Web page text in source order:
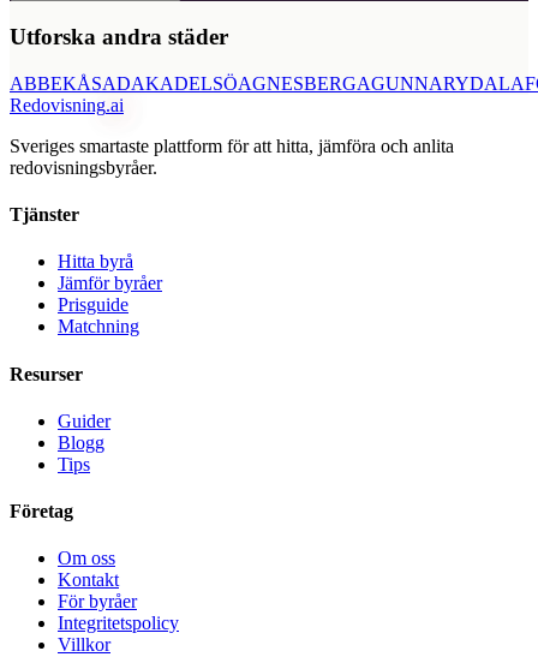
Utforska andra städer
ABBEKÅSADAKADELSÖAGNESBERGAGUNNARYD
Redovisning.ai
Sveriges smartaste plattform för att hitta, jämföra och anlita
redovisningsbyråer.
Tjänster
Hitta byrå
Jämför byråer
Prisguide
Matchning
Resurser
Guider
Blogg
Tips
Företag
Om oss
Kontakt
För byråer
Integritetspolicy
Villkor